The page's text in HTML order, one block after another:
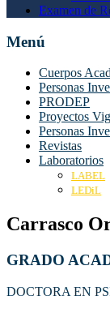
Examen de
Menú
Cuerpos
Personas
PRODEP
Proyectos
Personas
Revistas
Laboratorios
LABEL
LEDiL
Carrasco
GRADO
DOCTORA EN